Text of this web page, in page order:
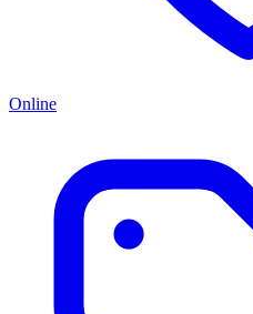
Online